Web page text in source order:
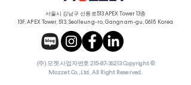
서울시 강남구 선릉로513 APEX Tower 13층
13F, APEX Tower, 513, Seolleung-ro, Gangnam-gu, 0615 Korea
(주) 모젯 사업자번호215-87-36213Copyright ©
Mozzet Co.,Ltd. All Right Reserved.